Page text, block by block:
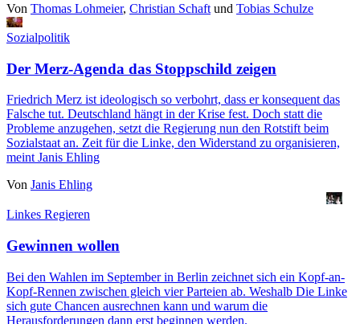
Von Thomas Lohmeier, Christian Schaft und Tobias Schulze
Sozialpolitik
Der Merz-Agenda das Stoppschild zeigen
Friedrich Merz ist ideologisch so verbohrt, dass er konsequent das
Falsche tut. Deutschland hängt in der Krise fest. Doch statt die
Probleme anzugehen, setzt die Regierung nun den Rotstift beim
Sozialstaat an. Zeit für die Linke, den Widerstand zu organisieren,
meint Janis Ehling
Von Janis Ehling
Linkes Regieren
Gewinnen wollen
Bei den Wahlen im September in Berlin zeichnet sich ein Kopf-an-
Kopf-Rennen zwischen gleich vier Parteien ab. Weshalb Die Linke
sich gute Chancen ausrechnen kann und warum die
Herausforderungen dann erst beginnen werden.